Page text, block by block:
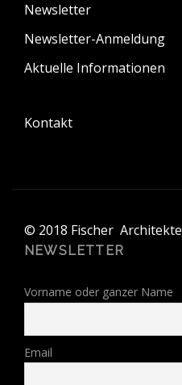
Newsletter
Newsletter-Anmeldung
Aktuelle Informationen
Kontakt
© 2018 Fischer
NEWSLETTER
Vorname oder ganzer Name
Email